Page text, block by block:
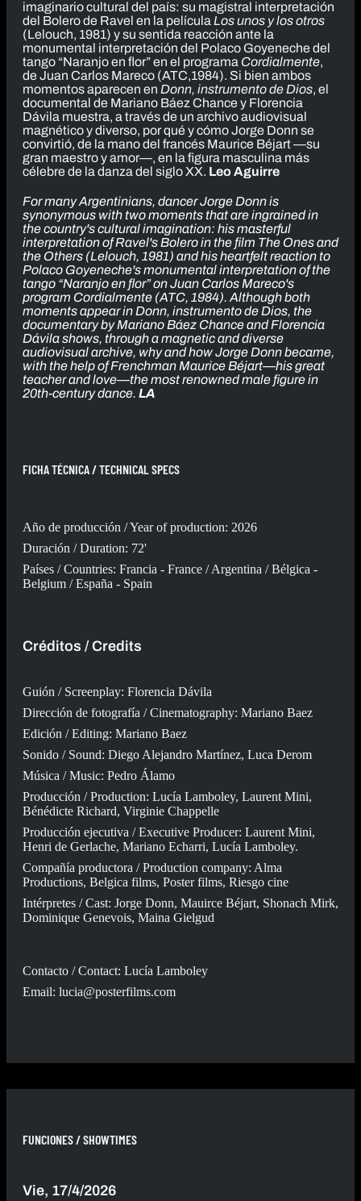
imaginario cultural del país: su magistral interpretación
del Bolero de Ravel en la película Los unos y los otros
(Lelouch, 1981) y su sentida reacción ante la
monumental interpretación del Polaco Goyeneche del
tango “Naranjo en flor” en el programa Cordialmente,
de Juan Carlos Mareco (ATC,1984). Si bien ambos
momentos aparecen en Donn, instrumento de Dios, el
documental de Mariano Báez Chance y Florencia
Dávila muestra, a través de un archivo audiovisual
magnético y diverso, por qué y cómo Jorge Donn se
convirtió, de la mano del francés Maurice Béjart —su
gran maestro y amor—, en la figura masculina más
célebre de la danza del siglo XX. Leo Aguirre
For many Argentinians, dancer Jorge Donn is
synonymous with two moments that are ingrained in
the country's cultural imagination: his masterful
interpretation of Ravel's Bolero in the film The Ones and
the Others (Lelouch, 1981) and his heartfelt reaction to
Polaco Goyeneche's monumental interpretation of the
tango “Naranjo en flor” on Juan Carlos Mareco's
program Cordialmente (ATC, 1984). Although both
moments appear in Donn, instrumento de Dios, the
documentary by Mariano Báez Chance and Florencia
Dávila shows, through a magnetic and diverse
audiovisual archive, why and how Jorge Donn became,
with the help of Frenchman Maurice Béjart—his great
teacher and love—the most renowned male figure in
20th-century dance. LA
FICHA TÉCNICA / TECHNICAL SPECS
Año de producción / Year of production: 2026
Duración / Duration: 72'
Países / Countries: Francia - France / Argentina / Bélgica -
Belgium / España - Spain
Créditos / Credits
Guión / Screenplay: Florencia Dávila
Dirección de fotografía / Cinematography: Mariano Baez
Edición / Editing: Mariano Baez
Sonido / Sound: Diego Alejandro Martínez, Luca Derom
Música / Music: Pedro Álamo
Producción / Production: Lucía Lamboley, Laurent Mini,
Bénédicte Richard, Virginie Chappelle
Producción ejecutiva / Executive Producer: Laurent Mini,
Henri de Gerlache, Mariano Echarri, Lucía Lamboley.
Compañía productora / Production company: Alma
Productions, Belgica films, Poster films, Riesgo cine
Intérpretes / Cast: Jorge Donn, Mauirce Béjart, Shonach Mirk,
Dominique Genevois, Maina Gielgud
Contacto / Contact: Lucía Lamboley
Email: lucia@posterfilms.com
FUNCIONES / SHOWTIMES
Vie, 17/4/2026